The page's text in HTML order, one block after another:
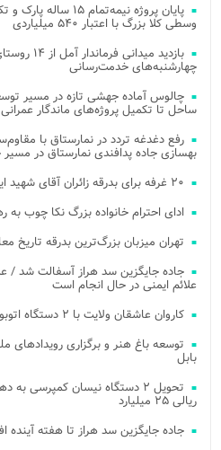
وسطی کلا بزرگ با اعتبار ۵۴۰ میلیاردی
بازدید
چهارشنبه‌های خدمت‌رسانی
ساحل تا تکمیل پروژه‌های ماندگار عمرانی
رفع دغدغه تردد در نمارستاق با
بهسازی جاده پدافندی نمارستاق در
۲۰ غرفه برای بدرقه زائران آقای شهید ایران در مسیر طریق الرضا برپا شد
ادای احترام خانواده بزرگ نکا چوب به
تهران میزبان بزرگ‌ترین بدرقه تاریخ
جاده جایگزین سد هراز آسفالت شد /
علائم ایمنی در حال انجام است
کاروان عاشقان ولایت با ۲ دستگاه اتوبوس از بلده راهی تهران شد
بابل
تحویل ۲ دستگاه نیسان کمپرسی
ریالی ۲۵ میلیارد
جاده جایگزین سد هراز تا هفته آینده